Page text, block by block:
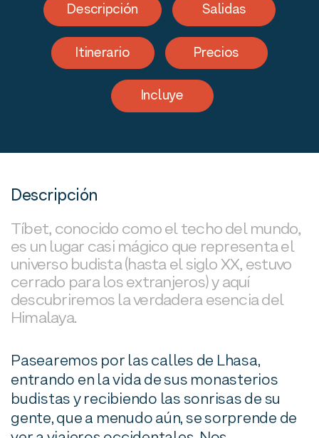
Descripción Salidas
Itinerario Precios
Incluye
Descripción
Tíbet, conocido como el techo del mundo,
es un lugar casi mágico que representa el
universo budista (hasta el siglo XX, estuvo
cerrado para los extranjeros) y aquí
descubriremos la verdadera esencia del
Himalaya.
Pasearemos por las calles de Lhasa,
entrando en la vida de sus monasterios
budistas y recibiendo las sonrisas de su
gente, que a menudo aún, se sorprende de